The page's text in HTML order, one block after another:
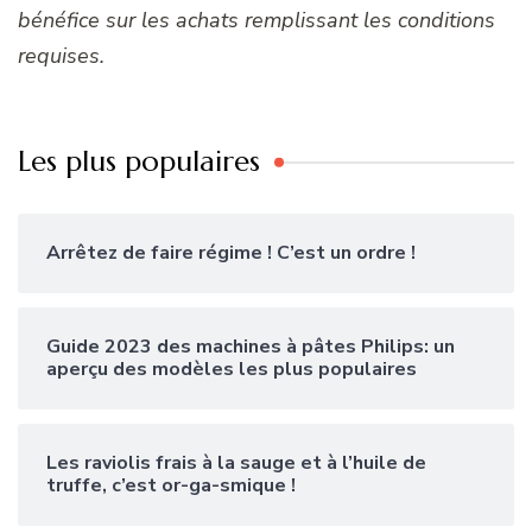
bénéfice sur les achats remplissant les conditions
requises.
Les plus populaires
Arrêtez de faire régime ! C’est un ordre !
Guide 2023 des machines à pâtes Philips: un
aperçu des modèles les plus populaires
Les raviolis frais à la sauge et à l’huile de
truffe, c’est or-ga-smique !